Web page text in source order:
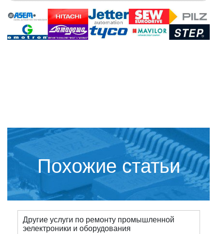
Похожие статьи
Другие услуги по ремонту промышленной
эелектроники и оборудования